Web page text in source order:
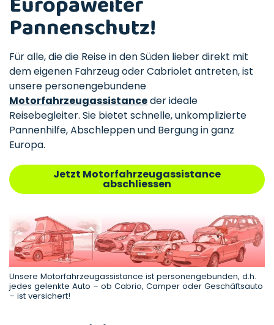
Pannenschutz!
Für alle, die die Reise in den Süden lieber direkt mit
dem eigenen Fahrzeug oder Cabriolet antreten, ist
unsere personengebundene
Motorfahrzeugassistanceder ideale
Reisebegleiter. Sie bietet schnelle, unkomplizierte
Pannenhilfe, Abschleppen und Bergung in ganz
Europa.
Jetzt Motorfahrzeugassistance
abschliessen
Unsere Motorfahrzeugassistance ist personengebunden, d.h.
jedes gelenkte Auto – ob Cabrio, Camper oder Geschäftsauto
– ist versichert!